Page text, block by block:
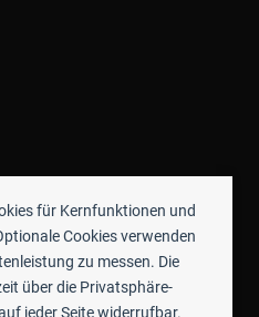
für Kernfunktionen und
Cookies verwenden
zu messen. Die
über die Privatsphäre-
jeder Seite widerrufbar.